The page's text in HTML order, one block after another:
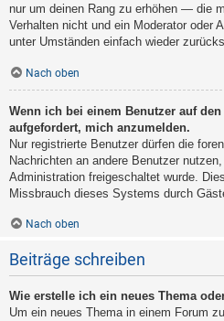
nur um deinen Rang zu erhöhen — die
Verhalten nicht und ein Moderator oder
unter Umständen einfach wieder
Nach oben
Wenn ich bei einem Benutzer auf
aufgefordert, mich anzumelden.
Nur registrierte Benutzer dürfen die
Nachrichten an andere Benutzer
Administration freigeschaltet wurde.
Missbrauch dieses Systems durch
Nach oben
Beiträge schreiben
Wie erstelle ich ein neues Thema
Um ein neues Thema in einem Forum